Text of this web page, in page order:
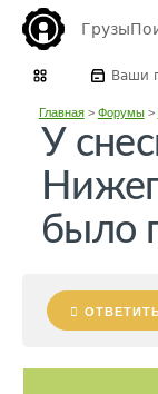
Грузы
Ваши
Главная> Форумы>
У
было